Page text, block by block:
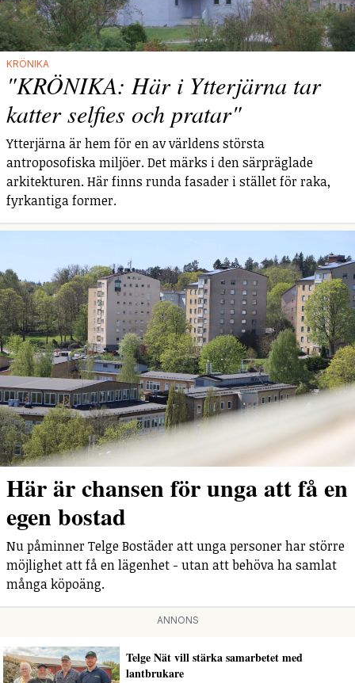
KRÖNIKA
"KRÖNIKA: Här i Ytterjärna tar
katter selfies och pratar"
Ytterjärna är hem för en av världens största
antroposofiska miljöer. Det märks i den särpräglade
arkitekturen. Här finns runda fasader i stället för raka,
fyrkantiga former.
Här är chansen för unga att få en
egen bostad
Nu påminner Telge Bostäder att unga personer har större
möjlighet att få en lägenhet - utan att behöva ha samlat
många köpoäng.
ANNONS
Telge Nät vill stärka samarbetet med
lantbrukare